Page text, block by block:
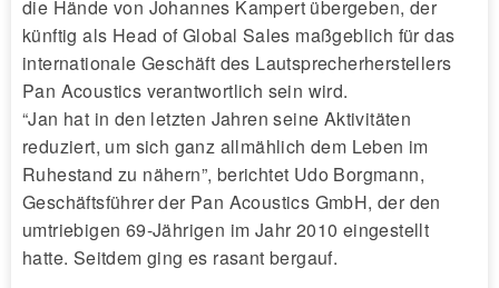
die Hände von Johannes Kampert übergeben, der
künftig als Head of Global Sales maßgeblich für das
internationale Geschäft des Lautsprecherherstellers
Pan Acoustics verantwortlich sein wird.
“Jan hat in den letzten Jahren seine Aktivitäten
reduziert, um sich ganz allmählich dem Leben im
Ruhestand zu nähern”, berichtet Udo Borgmann,
Geschäftsführer der Pan Acoustics GmbH, der den
umtriebigen 69-Jährigen im Jahr 2010 eingestellt
hatte. Seitdem ging es rasant bergauf.